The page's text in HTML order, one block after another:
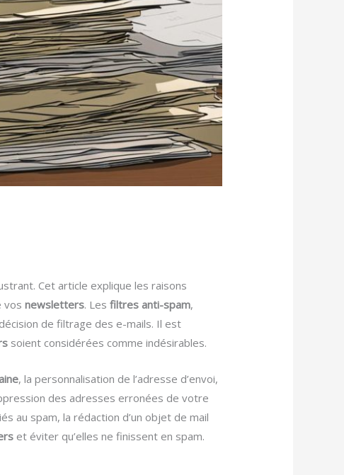
Cet article explique les raisons
vosnewsletters. Lesfiltres anti-spam,
de filtrage des e-mails. Il est
soient considérées comme indésirables.
, la personnalisation de l’adresse d’envoi,
des adresses erronées de votre
au spam, la rédaction d’un objet de mail
et éviter qu’elles ne finissent en spam.